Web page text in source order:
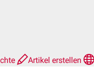
Artikel erstellen